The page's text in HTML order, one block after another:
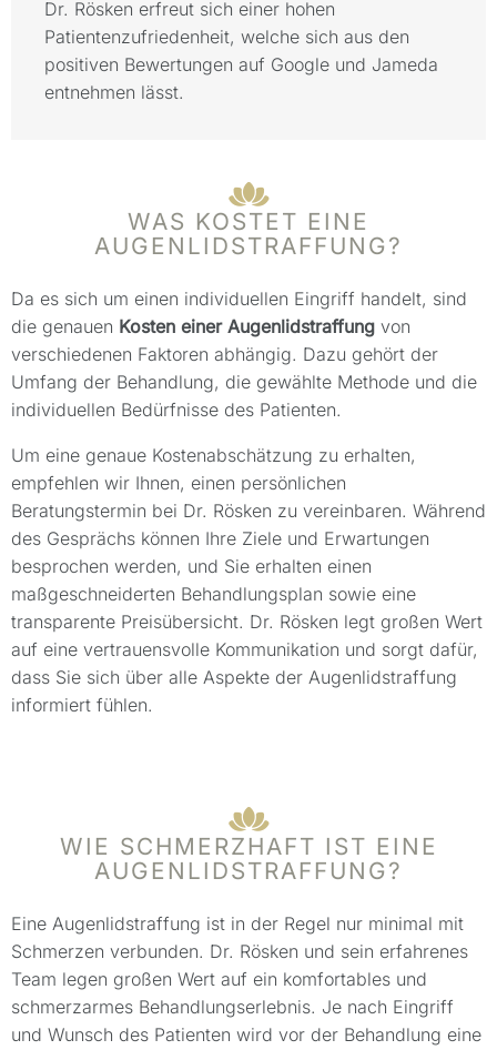
Dr. Rösken erfreut sich einer hohen
Patientenzufriedenheit, welche sich aus den
positiven Bewertungen auf Google und Jameda
entnehmen lässt.
WAS KOSTET EINE
AUGENLIDSTRAFFUNG?
Da es sich um einen individuellen Eingriff handelt, sind
die genauen Kosten einer Augenlidstraffung von
verschiedenen Faktoren abhängig. Dazu gehört der
Umfang der Behandlung, die gewählte Methode und die
individuellen Bedürfnisse des Patienten.
Um eine genaue Kostenabschätzung zu erhalten,
empfehlen wir Ihnen, einen persönlichen
Beratungstermin bei Dr. Rösken zu vereinbaren. Während
des Gesprächs können Ihre Ziele und Erwartungen
besprochen werden, und Sie erhalten einen
maßgeschneiderten Behandlungsplan sowie eine
transparente Preisübersicht. Dr. Rösken legt großen Wert
auf eine vertrauensvolle Kommunikation und sorgt dafür,
dass Sie sich über alle Aspekte der Augenlidstraffung
informiert fühlen.
WIE SCHMERZHAFT IST EINE
AUGENLIDSTRAFFUNG?
Eine Augenlidstraffung ist in der Regel nur minimal mit
Schmerzen verbunden. Dr. Rösken und sein erfahrenes
Team legen großen Wert auf ein komfortables und
schmerzarmes Behandlungserlebnis. Je nach Eingriff
und Wunsch des Patienten wird vor der Behandlung eine